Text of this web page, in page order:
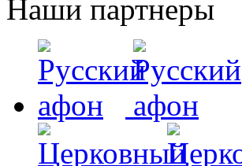
Наши партнеры